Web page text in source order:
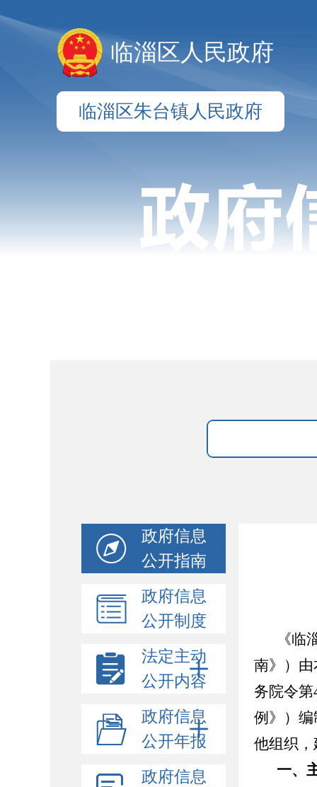
临淄区人民政府
临淄区朱台镇人民政府
政府信息
公开指南
政府信息
公开制度
法定主动
公开内容
政府信息
公开年报
政府信息
《
南》）
务院令
例》）
他组织
一、